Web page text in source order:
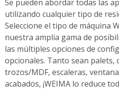
Se pueden abordar todas las
utilizando cualquier tipo de
Seleccione el tipo de máquina
nuestra amplia gama de
las múltiples opciones de
opcionales. Tanto sean palets,
trozos/MDF, escaleras,
acabados, ¡WEIMA lo reduce